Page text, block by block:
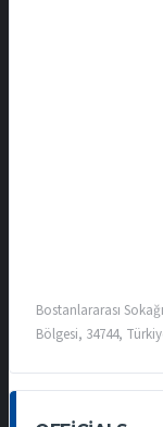
Bostanlararası
Bölgesi, 34744,